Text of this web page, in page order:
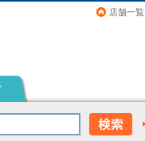
店舗一覧